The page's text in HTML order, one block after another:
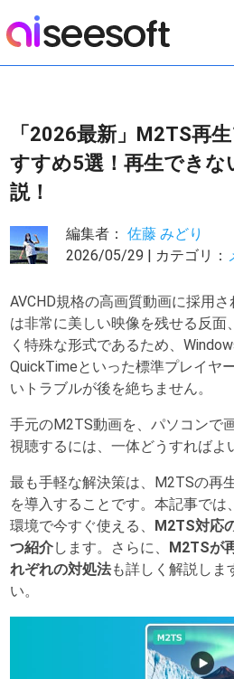
「2026最新」M2TS再
すすめ5選！再生できな
説！
編集者：佐藤 みどり
2026/05/29 | カテゴリ：
AVCHD規格の高画質動画に採用
は非常に美しい映像を残せる反面
く特殊な形式であるため、
QuickTimeといった標準プレイヤ
いトラブルが後を絶ちません。
手元のM2TS動画を、パソコンで
視聴するには、一体どうすればよ
最も手軽な解決策は、M2TSの再
を導入することです。本記事で
環境で今すぐ使える、 M2TS対応
つ紹介します。さらに、 M2TSが
れぞれの対処法も詳しく解説しま
い。